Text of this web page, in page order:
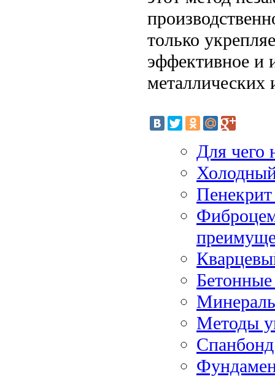
только
эффективное и
металлических
Для чего
Холодный
Пенекрит
Бетонные
Методы